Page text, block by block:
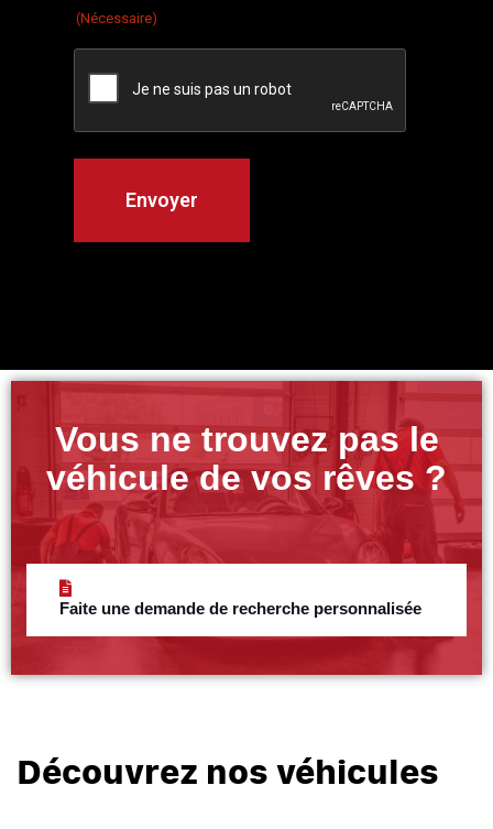
(Nécessaire)
Vous ne trouvez pas le
véhicule de vos rêves ?
Faite une demande de recherche personnalisée
Découvrez nos véhicules